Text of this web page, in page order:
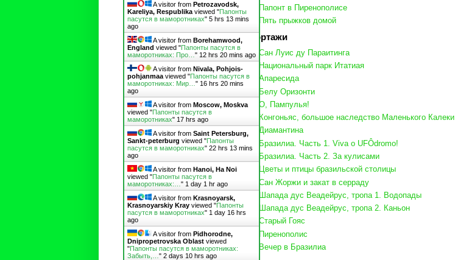
Папонт в Пиренополисе
Пять прыжков домой
Репортажи
Сан Луис ду Параитинга
Национальный парк Итатиая
Апаресида
Белу Оризонти
О, Пампулья!
Конгоньяс, большое наследство Маленького Калеки
Диамантина
Бразилиа. Часть 1. Viva o UFÔdromo!
Бразилиа. Часть 2. За кулисами
Цветы и птицы бразильской столицы
Сан Жоржи и закат в серраду
Шапада дуc Веадейрус, тропа 1. Водопады
Шапада дус Веадейрус, тропа 2. Каньон
Старый Гояс
Пиренополис
Вечер в Бразилиа
A visitor from Petrozavodsk,
Kareliya, Respublika viewed "Папонты
пасутся в маморотниках" 5 hrs 13 mins
ago
A visitor from Borehamwood,
England viewed "Папонты пасутся в
маморотниках: Про… " 12 hrs 20 mins ago
A visitor from Nivala, Pohjois-
pohjanmaa viewed "Папонты пасутся в
маморотниках: Мир… " 16 hrs 20 mins
ago
A visitor from Moscow, Moskva
viewed "Папонты пасутся в
маморотниках" 17 hrs ago
A visitor from Saint Petersburg,
Sankt-peterburg viewed "Папонты
пасутся в маморотниках" 22 hrs 13 mins
ago
A visitor from Hanoi, Ha Noi
viewed "Папонты пасутся в
маморотниках:… " 1 day 1 hr ago
A visitor from Krasnoyarsk,
Krasnoyarskiy Kray viewed "Папонты
пасутся в маморотниках" 1 day 16 hrs
ago
A visitor from Pidhorodne,
Dnipropetrovska Oblast viewed
"Папонты пасутся в маморотниках:
Забыть,… " 2 days 10 hrs ago